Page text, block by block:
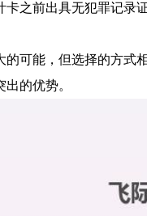
卡之前出具无犯罪记录证
的可能，但选择的方式
的优势。